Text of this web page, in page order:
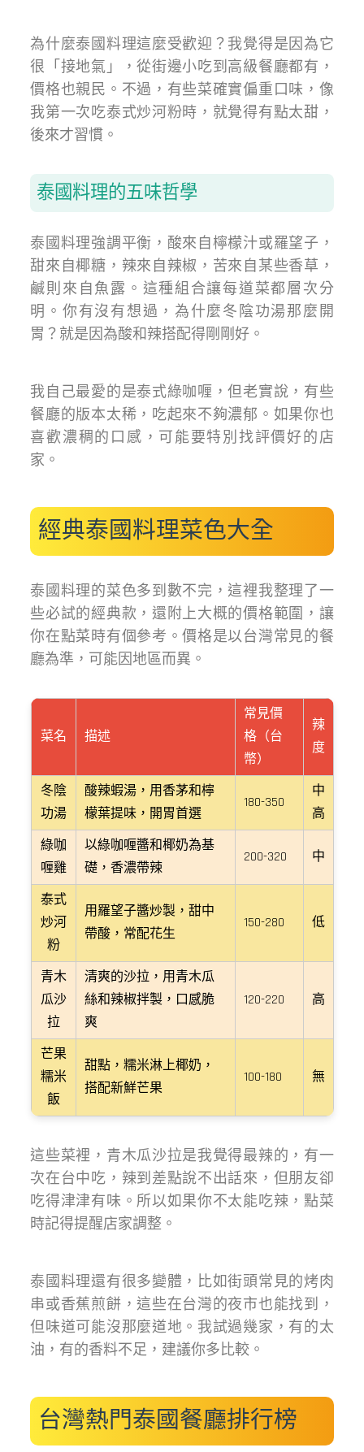
為什麼泰國料理這麼受歡迎？我覺得是因為它
很「接地氣」，從街邊小吃到高級餐廳都有，
價格也親民。不過，有些菜確實偏重口味，像
我第一次吃泰式炒河粉時，就覺得有點太甜，
後來才習慣。
泰國料理的五味哲學
泰國料理強調平衡，酸來自檸檬汁或羅望子，
甜來自椰糖，辣來自辣椒，苦來自某些香草，
鹹則來自魚露。這種組合讓每道菜都層次分
明。你有沒有想過，為什麼冬陰功湯那麼開
胃？就是因為酸和辣搭配得剛剛好。
我自己最愛的是泰式綠咖喱，但老實說，有些
餐廳的版本太稀，吃起來不夠濃郁。如果你也
喜歡濃稠的口感，可能要特別找評價好的店
家。
經典泰國料理菜色大全
泰國料理的菜色多到數不完，這裡我整理了一
些必試的經典款，還附上大概的價格範圍，讓
你在點菜時有個參考。價格是以台灣常見的餐
廳為準，可能因地區而異。
菜名 描述
常見價
格（台
幣）
辣
度
冬陰
功湯
酸辣蝦湯，用香茅和檸
檬葉提味，開胃首選
180-350
中
高
綠咖
喱雞
以綠咖喱醬和椰奶為基
礎，香濃帶辣
200-320 中
泰式
炒河
粉
用羅望子醬炒製，甜中
帶酸，常配花生
150-280 低
青木
瓜沙
拉
清爽的沙拉，用青木瓜
絲和辣椒拌製，口感脆
爽
120-220 高
芒果
糯米
飯
甜點，糯米淋上椰奶，
搭配新鮮芒果
100-180 無
這些菜裡，青木瓜沙拉是我覺得最辣的，有一
次在台中吃，辣到差點說不出話來，但朋友卻
吃得津津有味。所以如果你不太能吃辣，點菜
時記得提醒店家調整。
泰國料理還有很多變體，比如街頭常見的烤肉
串或香蕉煎餅，這些在台灣的夜市也能找到，
但味道可能沒那麼道地。我試過幾家，有的太
油，有的香料不足，建議你多比較。
台灣熱門泰國餐廳排行榜